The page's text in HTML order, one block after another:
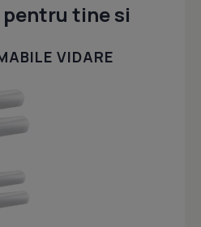
tine si
VIDARE